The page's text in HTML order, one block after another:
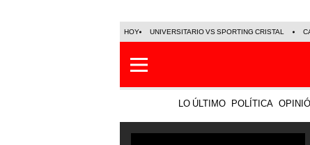
HOY UNIVERSITARIO VS SPORTING CRISTAL
LO ÚLTIMO POLÍTICA